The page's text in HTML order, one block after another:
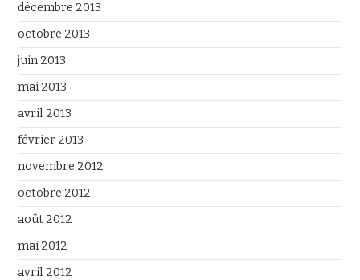
décembre 2013
octobre 2013
juin 2013
mai 2013
avril 2013
février 2013
novembre 2012
octobre 2012
août 2012
mai 2012
avril 2012